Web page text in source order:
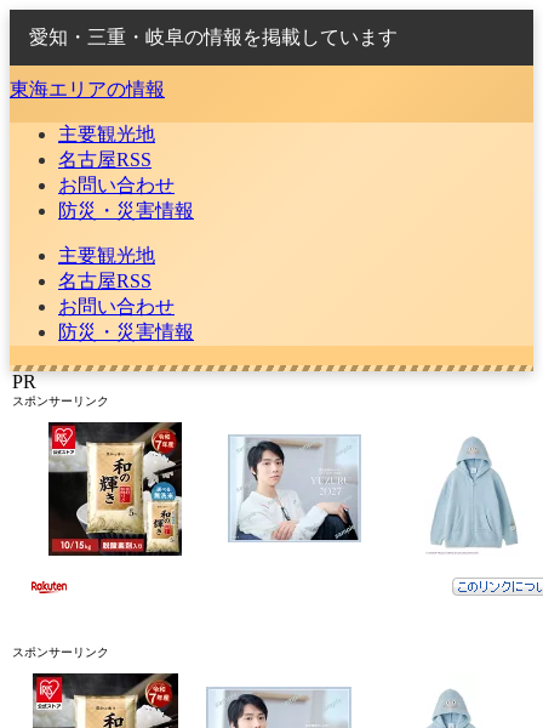
愛知・三重・岐阜の情報を掲載しています
東海エリアの情報
主要観光地
名古屋RSS
お問い合わせ
防災・災害情報
主要観光地
名古屋RSS
お問い合わせ
防災・災害情報
PR
スポンサーリンク
スポンサーリンク